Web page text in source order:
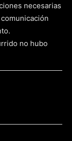
necesarias
no hubo